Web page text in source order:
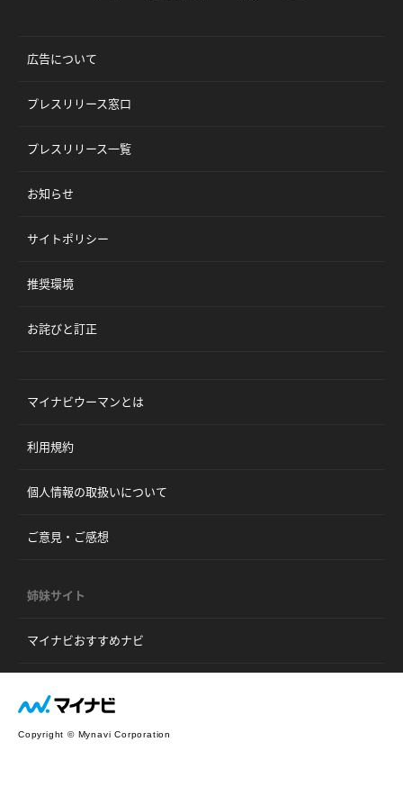
広告について
プレスリリース窓口
プレスリリース一覧
お知らせ
サイトポリシー
推奨環境
お詫びと訂正
マイナビウーマンとは
利用規約
個人情報の取扱いについて
ご意見・ご感想
姉妹サイト
マイナビおすすめナビ
Copyright © Mynavi Corporation